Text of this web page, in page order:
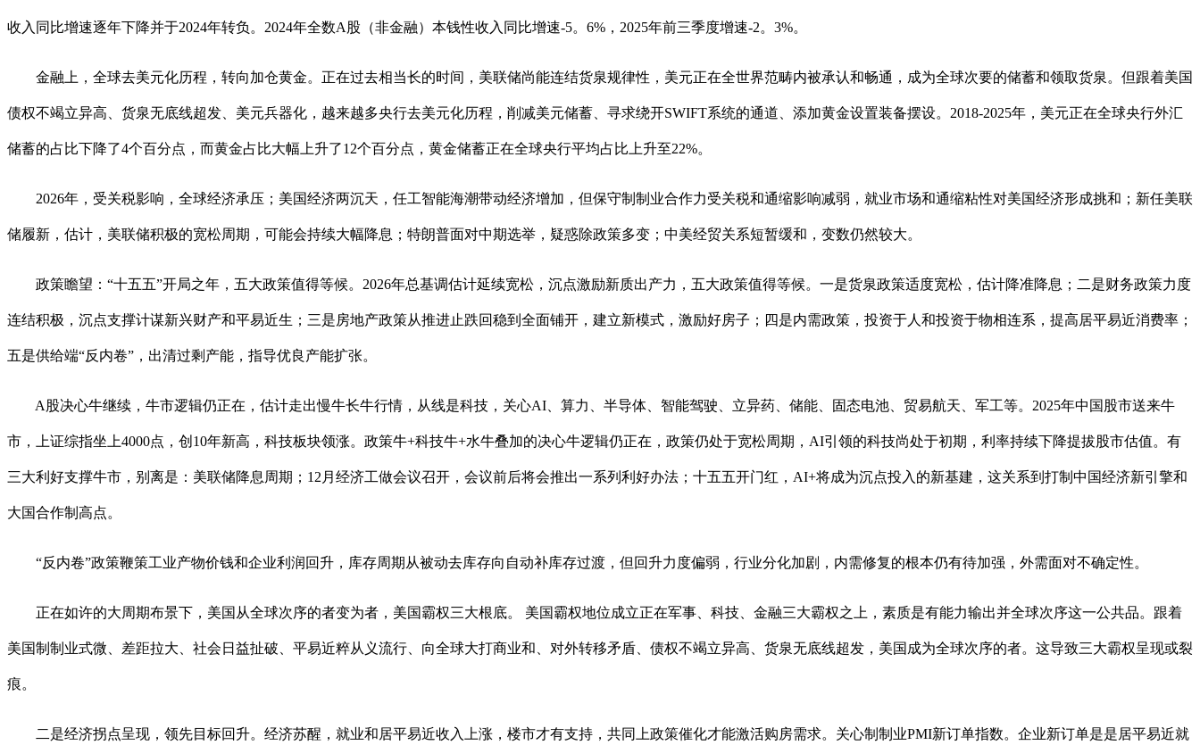
收入同比增速逐年下降并于2024年转负。2024年全数A股（非金融）本钱性收入同比增速-5。6%，2025年前三季度增速-2。3%。
金融上，全球去美元化历程，转向加仓黄金。正在过去相当长的时间，美联储尚能连结货泉规律性，美元正在全世界范畴内被承认和畅通，成为全球次要的储蓄和领取货泉。但跟着美国
债权不竭立异高、货泉无底线超发、美元兵器化，越来越多央行去美元化历程，削减美元储蓄、寻求绕开SWIFT系统的通道、添加黄金设置装备摆设。2018-2025年，美元正在全球央行外汇
储蓄的占比下降了4个百分点，而黄金占比大幅上升了12个百分点，黄金储蓄正在全球央行平均占比上升至22%。
2026年，受关税影响，全球经济承压；美国经济两沉天，任工智能海潮带动经济增加，但保守制制业合作力受关税和通缩影响减弱，就业市场和通缩粘性对美国经济形成挑和；新任美联
储履新，估计，美联储积极的宽松周期，可能会持续大幅降息；特朗普面对中期选举，疑惑除政策多变；中美经贸关系短暂缓和，变数仍然较大。
政策瞻望：“十五五”开局之年，五大政策值得等候。2026年总基调估计延续宽松，沉点激励新质出产力，五大政策值得等候。一是货泉政策适度宽松，估计降准降息；二是财务政策力度
连结积极，沉点支撑计谋新兴财产和平易近生；三是房地产政策从推进止跌回稳到全面铺开，建立新模式，激励好房子；四是内需政策，投资于人和投资于物相连系，提高居平易近消费率；
五是供给端“反内卷”，出清过剩产能，指导优良产能扩张。
A股决心牛继续，牛市逻辑仍正在，估计走出慢牛长牛行情，从线是科技，关心AI、算力、半导体、智能驾驶、立异药、储能、固态电池、贸易航天、军工等。2025年中国股市送来牛
市，上证综指坐上4000点，创10年新高，科技板块领涨。政策牛+科技牛+水牛叠加的决心牛逻辑仍正在，政策仍处于宽松周期，AI引领的科技尚处于初期，利率持续下降提拔股市估值。有
三大利好支撑牛市，别离是：美联储降息周期；12月经济工做会议召开，会议前后将会推出一系列利好办法；十五五开门红，AI+将成为沉点投入的新基建，这关系到打制中国经济新引擎和
大国合作制高点。
“反内卷”政策鞭策工业产物价钱和企业利润回升，库存周期从被动去库存向自动补库存过渡，但回升力度偏弱，行业分化加剧，内需修复的根本仍有待加强，外需面对不确定性。
正在如许的大周期布景下，美国从全球次序的者变为者，美国霸权三大根底。 美国霸权地位成立正在军事、科技、金融三大霸权之上，素质是有能力输出并全球次序这一公共品。跟着
美国制制业式微、差距拉大、社会日益扯破、平易近粹从义流行、向全球大打商业和、对外转移矛盾、债权不竭立异高、货泉无底线超发，美国成为全球次序的者。这导致三大霸权呈现或裂
痕。
二是经济拐点呈现，领先目标回升。经济苏醒，就业和居平易近收入上涨，楼市才有支持，共同上政策催化才能激活购房需求。关心制制业PMI新订单指数。企业新订单是是居平易近就